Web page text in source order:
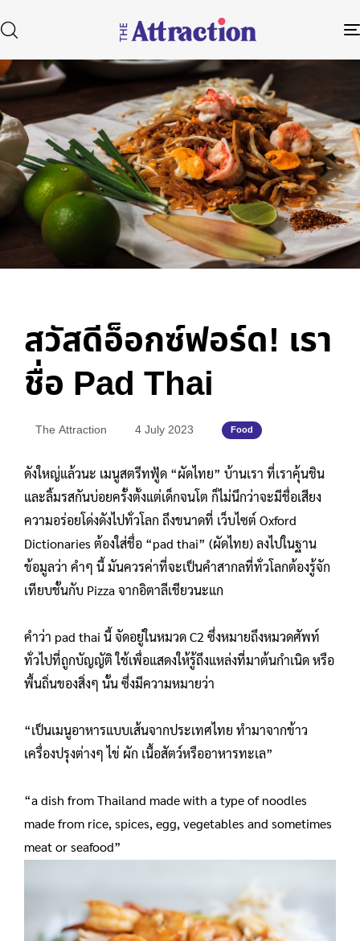
Type and hit enter
สวัสดีอ็อกซ์ฟอร์ด! เรา
ชื่อ Pad Thai
Author
The Attraction
Published
on:
4 July 2023
Published
in:
Food
ดังใหญ่แล้วนะ เมนูสตรีทฟู้ด “ผัดไทย” บ้านเรา ที่เราคุ้นชิน
และลิ้มรสกันบ่อยครั้งตั้งแต่เด็กจนโต ก็ไม่นึกว่าจะมีชื่อเสียง
ความอร่อยโด่งดังไปทั่วโลก ถึงขนาดที่ เว็บไซต์ Oxford
Dictionaries ต้องใส่ชื่อ “pad thai” (ผัดไทย) ลงไปในฐาน
ข้อมูลว่า คำๆ นี้ มันควรค่าที่จะเป็นคำสากลที่ทั่วโลกต้องรู้จัก
เทียบชั้นกับ Pizza จากอิตาลีเชียวนะแก
คำว่า pad thai นี้ จัดอยู่ในหมวด C2 ซึ่งหมายถึงหมวดศัพท์
ทั่วไปที่ถูกบัญญัติ ใช้เพื่อแสดงให้รู้ถึงแหล่งที่มาต้นกำเนิด หรือ
พื้นถิ่นของสิ่งๆ นั้น ซึ่งมีความหมายว่า
“เป็นเมนูอาหารแบบเส้นจากประเทศไทย ทำมาจากข้าว
เครื่องปรุงต่างๆ ไข่ ผัก เนื้อสัตว์หรืออาหารทะเล”
“a dish from Thailand made with a type of noodles
made from rice, spices, egg, vegetables and sometimes
meat or seafood”